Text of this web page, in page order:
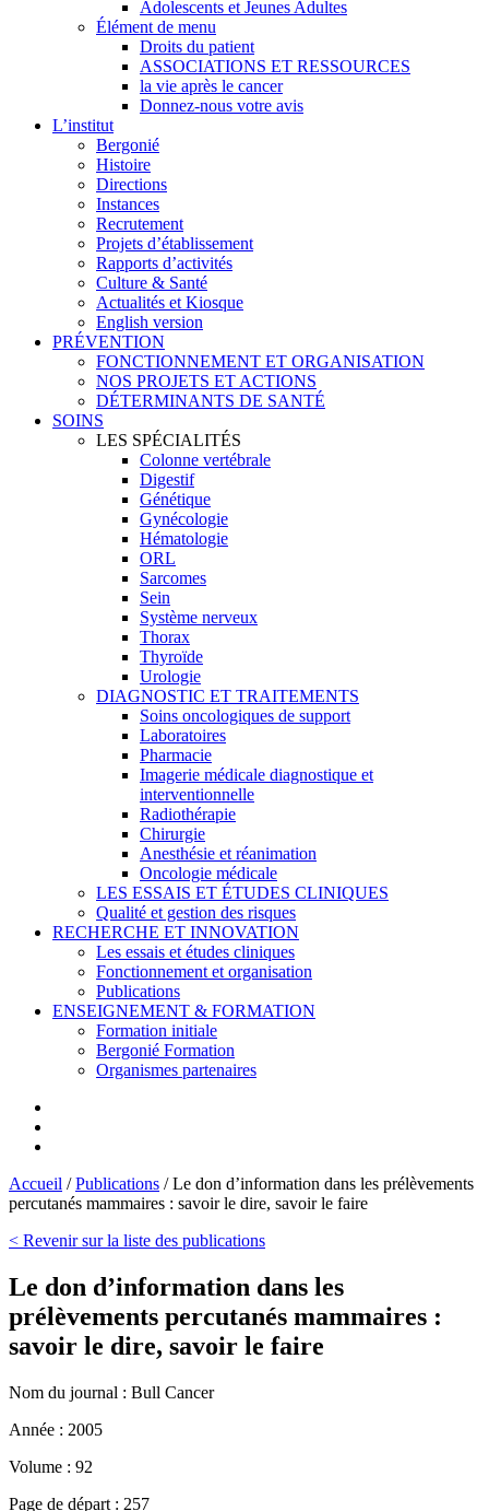
Adolescents et Jeunes Adultes
Élément de menu
Droits du patient
ASSOCIATIONS ET RESSOURCES
la vie après le cancer
Donnez-nous votre avis
L’institut
Bergonié
Histoire
Directions
Instances
Recrutement
Projets d’établissement
Rapports d’activités
Culture & Santé
Actualités et Kiosque
English version
PRÉVENTION
FONCTIONNEMENT ET ORGANISATION
NOS PROJETS ET ACTIONS
DÉTERMINANTS DE SANTÉ
SOINS
LES SPÉCIALITÉS
Colonne vertébrale
Digestif
Génétique
Gynécologie
Hématologie
ORL
Sarcomes
Sein
Système nerveux
Thorax
Thyroïde
Urologie
DIAGNOSTIC ET TRAITEMENTS
Soins oncologiques de support
Laboratoires
Pharmacie
Imagerie médicale diagnostique et
interventionnelle
Radiothérapie
Chirurgie
Anesthésie et réanimation
Oncologie médicale
LES ESSAIS ET ÉTUDES CLINIQUES
Qualité et gestion des risques
RECHERCHE ET INNOVATION
Les essais et études cliniques
Fonctionnement et organisation
Publications
ENSEIGNEMENT & FORMATION
Formation initiale
Bergonié Formation
Organismes partenaires
Accueil /Publications /Le don d’information dans les prélèvements
percutanés mammaires : savoir le dire, savoir le faire
< Revenir sur la liste des publications
Le don d’information dans les
prélèvements percutanés mammaires :
savoir le dire, savoir le faire
Nom du journal : Bull Cancer
Année : 2005
Volume : 92
Page de départ : 257